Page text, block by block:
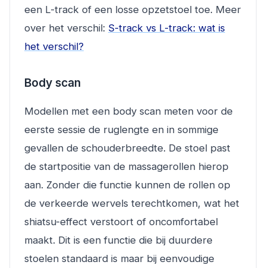
een L-track of een losse opzetstoel toe. Meer
over het verschil: S-track vs L-track: wat is
het verschil?
Body scan
Modellen met een body scan meten voor de
eerste sessie de ruglengte en in sommige
gevallen de schouderbreedte. De stoel past
de startpositie van de massagerollen hierop
aan. Zonder die functie kunnen de rollen op
de verkeerde wervels terechtkomen, wat het
shiatsu-effect verstoort of oncomfortabel
maakt. Dit is een functie die bij duurdere
stoelen standaard is maar bij eenvoudige